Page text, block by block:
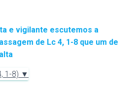
e vigilante escutemos a
de Lc 4, 1-8 que um de
1-8) ▼